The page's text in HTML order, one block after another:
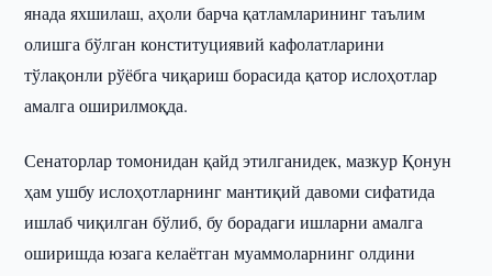
янада яхшилаш, аҳоли барча қатламларининг таълим
олишга бўлган конституциявий кафолатларини
тўлақонли рўёбга чиқариш борасида қатор ислоҳотлар
амалга оширилмоқда.
Сенаторлар томонидан қайд этилганидек, мазкур Қонун
ҳам ушбу ислоҳотларнинг мантиқий давоми сифатида
ишлаб чиқилган бўлиб, бу борадаги ишларни амалга
оширишда юзага келаётган муаммоларнинг олдини